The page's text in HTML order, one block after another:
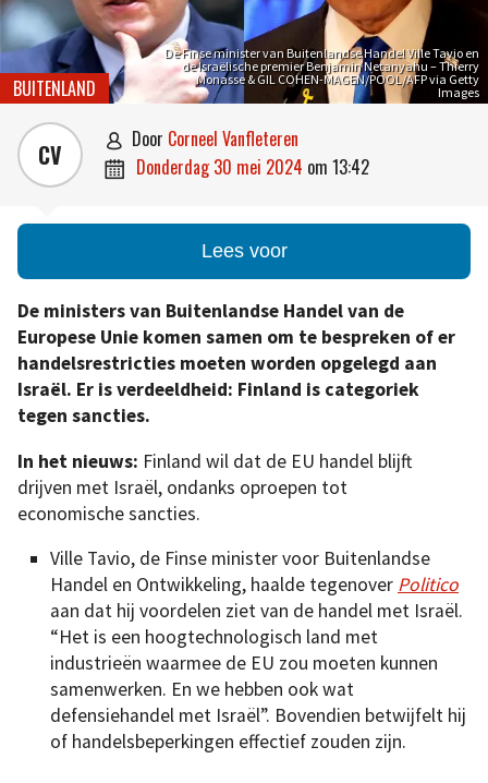
De Finse minister van Buitenlandse Handel Ville Tavio en
de Israëlische premier Benjamin Netanyahu – Thierry
Monasse & GIL COHEN-MAGEN/POOL/AFP via Getty
Images
BUITENLAND
CV  door Corneel Vanfleteren
 donderdag 30 mei 2024 om 13:42
Lees voor
De ministers van Buitenlandse Handel van de
Europese Unie komen samen om te bespreken of er
handelsrestricties moeten worden opgelegd aan
Israël. Er is verdeeldheid: Finland is categoriek
tegen sancties.
In het nieuws: Finland wil dat de EU handel blijft
drijven met Israël, ondanks oproepen tot
economische sancties.
Ville Tavio, de Finse minister voor Buitenlandse
Handel en Ontwikkeling, haalde tegenover Politico
aan dat hij voordelen ziet van de handel met Israël.
“Het is een hoogtechnologisch land met
industrieën waarmee de EU zou moeten kunnen
samenwerken. En we hebben ook wat
defensiehandel met Israël”. Bovendien betwijfelt hij
of handelsbeperkingen effectief zouden zijn.